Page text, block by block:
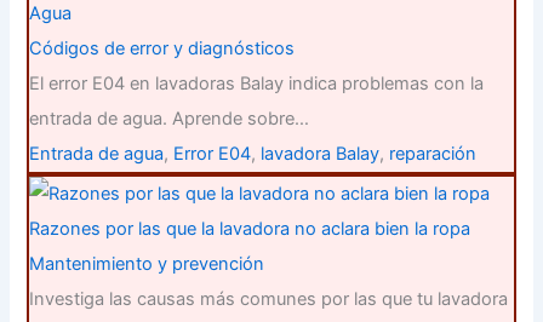
Agua
Códigos de error y diagnósticos
El error E04 en lavadoras Balay indica problemas con la
entrada de agua. Aprende sobre…
Entrada de agua, Error E04, lavadora Balay, reparación
Razones por las que la lavadora no aclara bien la ropa
Mantenimiento y prevención
Investiga las causas más comunes por las que tu lavadora